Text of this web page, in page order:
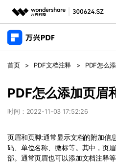
推荐产品
政企服务
新闻中心
关于万兴
加入我们
帮助中心
产品
万兴PDF Windows版
移动端
功能
PDF新功能
PDF合并工具
商业合作
学校&教育
帮助中心
产品支持
首页 > PDF文档注释 > PDF怎么
PDF怎么添加页眉
时间：2022-11-03 17:52:26
页眉和页脚:通常显示文档的附加信
码、单位名称、微标等。其中，页
部。通常页眉也可以添加文档注释